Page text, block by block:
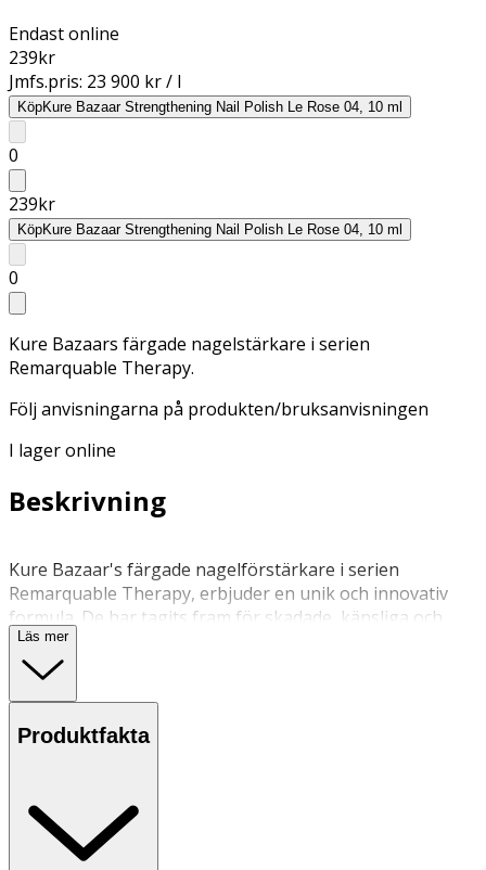
Endast online
239kr
Jmfs.pris: 23 900 kr / l
KöpKure Bazaar Strengthening Nail Polish Le Rose 04, 10 ml
0
239kr
KöpKure Bazaar Strengthening Nail Polish Le Rose 04, 10 ml
0
Kure Bazaars färgade nagelstärkare i serien
Remarquable Therapy.
Följ anvisningarna på produkten/bruksanvisningen
I lager online
Beskrivning
Kure Bazaar's färgade nagelförstärkare i serien
Remarquable Therapy, erbjuder en unik och innovativ
formula. De har tagits fram för skadade, känsliga och
försvagade naglar för att göra dem starka och
motståndskraftiga. Bevisad effekt! 100%* av
förbättrats efter tre veckor användning. Le Rose 04 är en
livfull rosa nyans med ett subtilt pärlskimmer. Ger vacker
naturlig. Grunden i formulan är en trio av aktiva
ingredienser – kisel, keratin och kalcium – kända för att
stärka, skydda och återuppbygga försvagade naglar och
Läs mer
Produktfakta